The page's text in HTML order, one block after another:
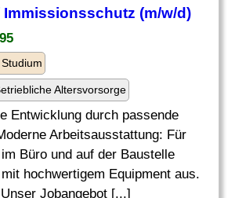
Immissionsschutz (m/w/d)
Altersvorsorge
Entwicklung durch passende
Arbeitsausstattung: Für
Büro und auf der Baustelle
hochwertigem Equipment aus.
Jobangebot [...]